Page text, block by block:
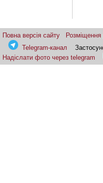
Повна версія сайту
Telegram-канал
Надіслати фото через telegram